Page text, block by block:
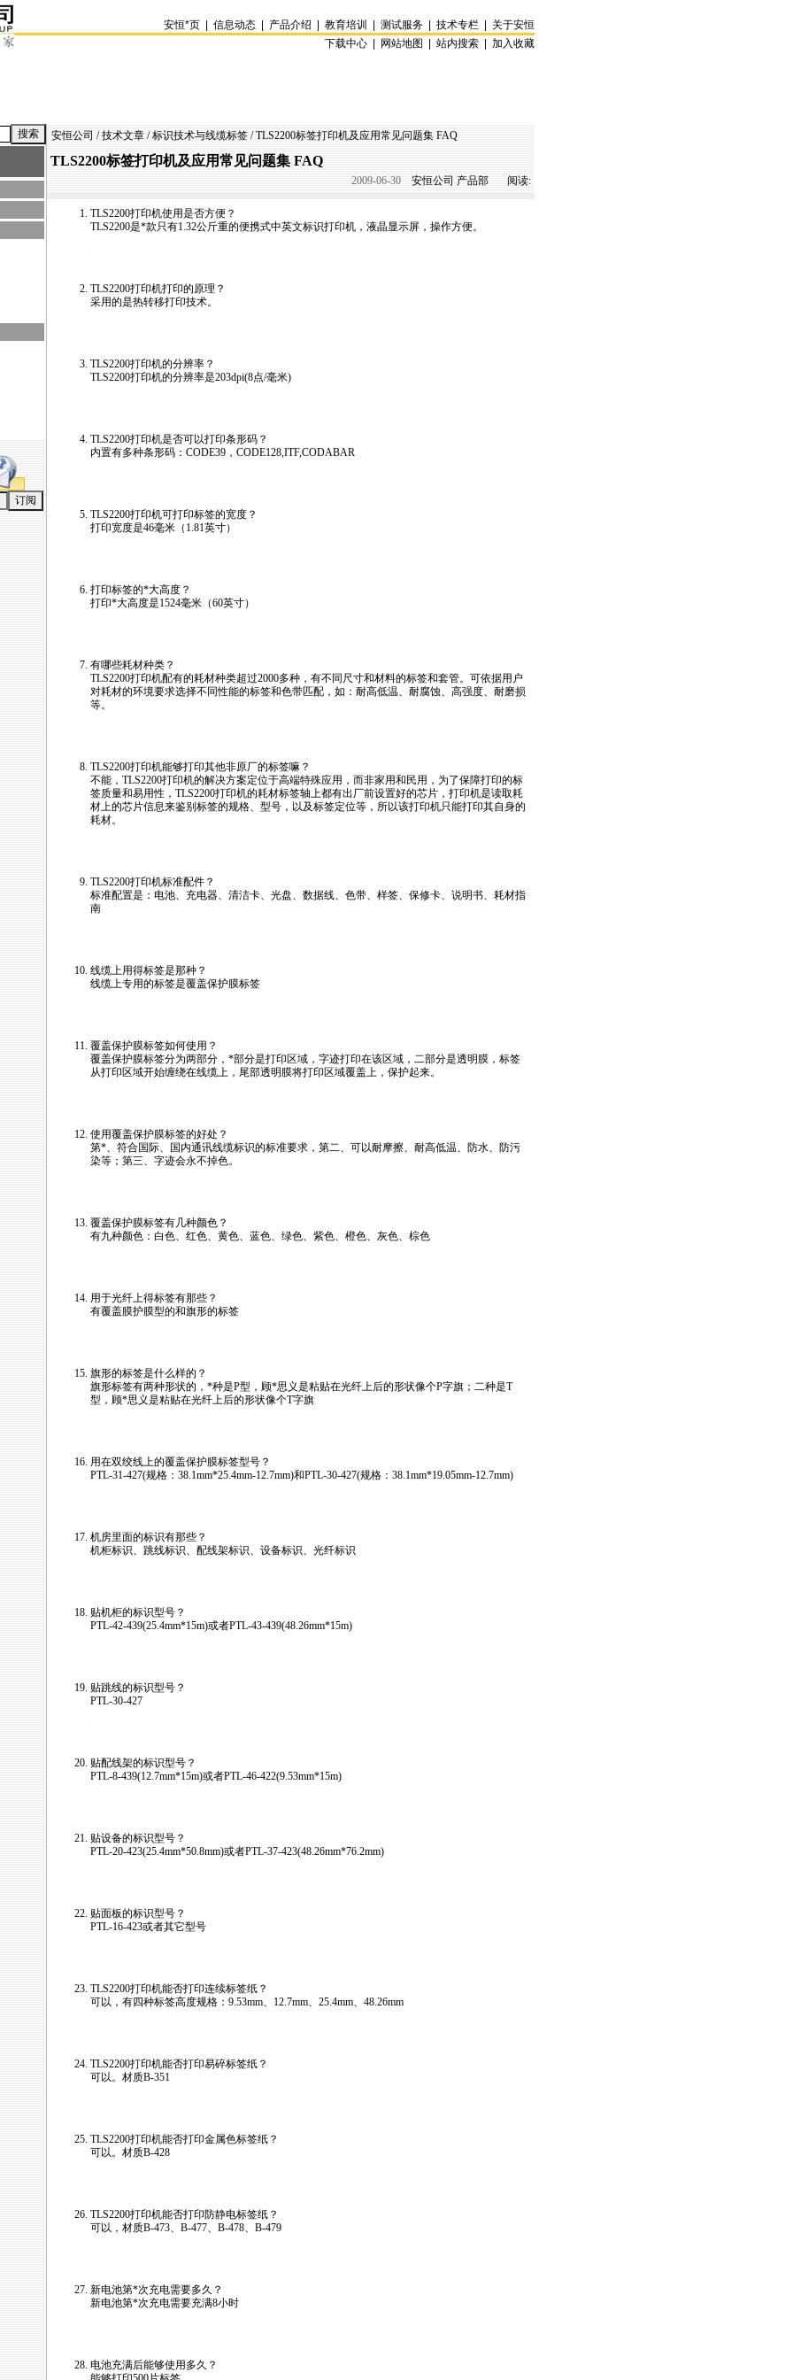
安恒*页 信息动态 产品介绍 教育培训 测试服务 技术专栏
关于安恒
下载中心 |
网站地图 站内搜索 加入收藏
安恒公司 /技术文章 /标识技术与线缆标签 / TLS2200标签打印机及应用常见问题集 FAQ
TLS2200标签打印机及应用常见问题集 FAQ
2009-06-30 安恒公司 产品部 阅读:
TLS2200打印机使用是否方便？
TLS2200是*款只有1.32公斤重的便携式中英文标识打印机，液晶显示屏，操作方便。
html/labeling_wiremark/tls2200_faq.html
TLS2200打印机打印的原理？
采用的是热转移打印技术。
html/labeling_wiremark/tls2200_faq.html
TLS2200打印机的分辨率？
TLS2200打印机的分辨率是203dpi(8点/毫米)
html/labeling_wiremark/tls2200_faq.html
TLS2200打印机是否可以打印条形码？
内置有多种条形码：CODE39，CODE128,ITF,CODABAR
html/labeling_wiremark/tls2200_faq.html
TLS2200打印机可打印标签的宽度？
打印宽度是46毫米（1.81英寸）
打印标签的*大高度？
打印*大高度是1524毫米（60英寸）
有哪些耗材种类？
TLS2200打印机配有的耗材种类超过2000多种，有不同尺寸和材料的标签和套管。可依据用户
对耗材的环境要求选择不同性能的标签和色带匹配，如：耐高低温、耐腐蚀、高强度、耐磨损
等。
TLS2200打印机能够打印其他非原厂的标签嘛？
不能， TLS2200打印机的解决方案定位于高端特殊应用，而非家用和民用，为了保障打印的标
签质量和易用性， TLS2200打印机的耗材标签轴上都有出厂前设置好的芯片，打印机是读取耗
材上的芯片信息来鉴别标签的规格、型号，以及标签定位等，所以该打印机只能打印其自身的
耗材。
TLS2200打印机标准配件？
标准配置是：电池、充电器、清洁卡、光盘、数据线、色带、样签、保修卡、说明书、耗材指
南
线缆上用得标签是那种？
线缆上专用的标签是覆盖保护膜标签
覆盖保护膜标签如何使用？
覆盖保护膜标签分为两部分， *部分是打印区域，字迹打印在该区域，二部分是透明膜，标签
从打印区域开始缠绕在线缆上，尾部透明膜将打印区域覆盖上，保护起来。
使用覆盖保护膜标签的好处？
第*、符合国际、国内通讯线缆标识的标准要求，第二、可以耐摩擦、耐高低温、防水、防污
染等；第三、字迹会永不掉色。
覆盖保护膜标签有几种颜色？
有九种颜色：白色、红色、黄色、蓝色、绿色、紫色、橙色、灰色、棕色
用于光纤上得标签有那些？
有覆盖膜护膜型的和旗形的标签
旗形的标签是什么样的？
旗形标签有两种形状的， *种是P型，顾*思义是粘贴在光纤上后的形状像个P字旗；二种是T
型，顾*思义是粘贴在光纤上后的形状像个T字旗
用在双绞线上的覆盖保护膜标签型号？
PTL-31-427(规格：38.1mm*25.4mm-12.7mm)和PTL-30-427(规格：38.1mm*19.05mm-12.7mm)
机房里面的标识有那些？
机柜标识、跳线标识、配线架标识、设备标识、光纤标识
贴机柜的标识型号？
PTL-42-439(25.4mm*15m)或者PTL-43-439(48.26mm*15m)
贴跳线的标识型号？
PTL-30-427
贴配线架的标识型号？
PTL-8-439(12.7mm*15m)或者PTL-46-422(9.53mm*15m)
贴设备的标识型号？
PTL-20-423(25.4mm*50.8mm)或者PTL-37-423(48.26mm*76.2mm)
贴面板的标识型号？
PTL-16-423或者其它型号
TLS2200打印机能否打印连续标签纸？
可以，有四种标签高度规格：9.53mm、12.7mm、25.4mm、48.26mm
TLS2200打印机能否打印易碎标签纸？
可以。材质B-351
TLS2200打印机能否打印金属色标签纸？
可以。材质B-428
TLS2200打印机能否打印防静电标签纸？
可以，材质B-473、B-477、B-478、B-479
新电池第*次充电需要多久？
新电池第*次充电需要充满8小时
电池充满后能够使用多久？